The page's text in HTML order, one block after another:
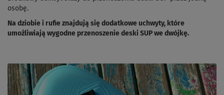
osobę.
Na dziobie i rufie znajdują się dodatkowe uchwyty, które
umożliwiają wygodne przenoszenie deski SUP we dwójkę.